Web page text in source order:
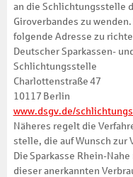
an die Schlichtungs­stelle
Giroverbandes zu
folgende Adresse zu
Deutscher Sparkassen-
Schlichtungsstelle
Charlottenstraße 47
10117 Berlin
www.dsgv.de/
Näheres regelt die
stelle, die auf Wunsch zur
Die Sparkasse Rhein-
dieser anerkannten